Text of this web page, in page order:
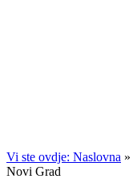
Vi ste ovdje: Naslovna »
Novi Grad